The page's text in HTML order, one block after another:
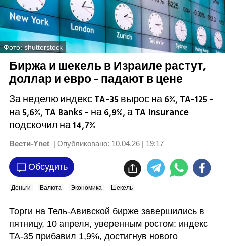
Фото: shutterstock
Биржа и шекель в Израиле растут,
доллар и евро - падают в цене
За неделю индекс TA-35 вырос на 6%, TA-125 -
на 5,6%, TA Banks - на 6,9%, а TA Insurance
подскочил на 14,7%
Вести-Ynet | Опубликовано: 10.04.26 | 19:17
Обсудить
Деньги Валюта Экономика Шекель
Торги на Тель-Авивской бирже завершились в
пятницу, 10 апреля, уверенным ростом: индекс
TA-35 прибавил 1,9%, достигнув нового